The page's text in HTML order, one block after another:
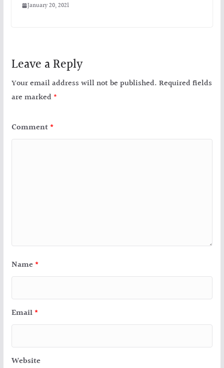
January 20, 2021
Leave a Reply
Your email address will not be published. Required fields
are marked *
Comment *
Name *
Email *
Website